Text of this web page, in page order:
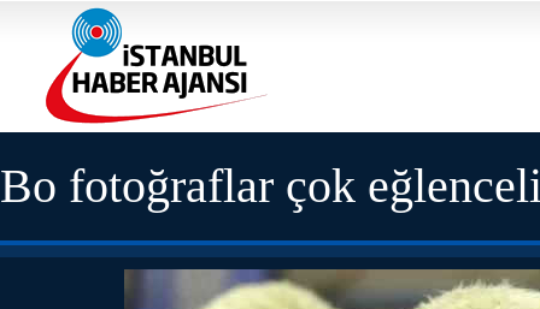
Bo fotoğraflar çok